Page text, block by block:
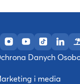
AWF Poznań w
Profil AWF Poznań
Profil AWF
ProfilProfil
Danych
i media